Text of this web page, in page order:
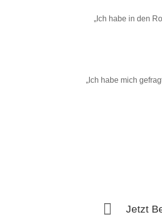
„Ich habe in den
„Ich habe mich
 Jetzt